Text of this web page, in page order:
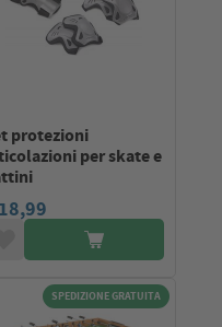
protezioni
per skate e
SPEDIZIONE GRATUITA